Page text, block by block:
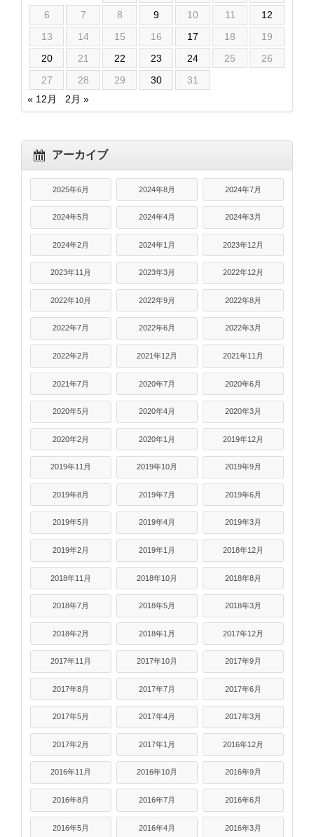
6
7 8 9 10 11
12
13
14 15 16 17 18
19
20
21 22 23 24 25
26
27
28 29 30
31
« 12月
2月 »
アーカイブ
2025年6月 2024年8月 2024年7月
2024年5月 2024年4月 2024年3月
2024年2月 2024年1月 2023年12月
2023年11月 2023年3月 2022年12月
2022年10月 2022年9月 2022年8月
2022年7月 2022年6月 2022年3月
2022年2月 2021年12月 2021年11月
2021年7月 2020年7月 2020年6月
2020年5月 2020年4月 2020年3月
2020年2月 2020年1月 2019年12月
2019年11月 2019年10月 2019年9月
2019年8月 2019年7月 2019年6月
2019年5月 2019年4月 2019年3月
2019年2月 2019年1月 2018年12月
2018年11月 2018年10月 2018年8月
2018年7月 2018年5月 2018年3月
2018年2月 2018年1月 2017年12月
2017年11月 2017年10月 2017年9月
2017年8月 2017年7月 2017年6月
2017年5月 2017年4月 2017年3月
2017年2月 2017年1月 2016年12月
2016年11月 2016年10月 2016年9月
2016年8月 2016年7月 2016年6月
2016年5月 2016年4月 2016年3月